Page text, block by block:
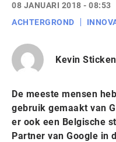
08 JANUARI 2018 - 08:53
ACHTERGROND
Kevin
De meeste mensen
gebruik gemaakt van
er ook een Belgische
Partner van Google in